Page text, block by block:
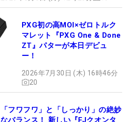
PXG初の高MOI×ゼロトルク
マレット『PXG One & Done
ZT』パターが本日デビュ
ー！
2026年7月30日 (木) 16時46分
20
「フワフワ」と「しっかり」の絶妙
なバランス！ 新しい『FJクオンタ